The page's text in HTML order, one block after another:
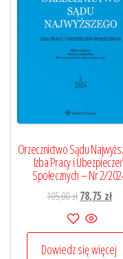
Orzecznictwo Sądu
Izba Pracy i
Społecznych – Nr 2/
105,00złPierwotna
cena
wynosiła:
105,00 zł.
78,75 zł
Dowiedz się więcej